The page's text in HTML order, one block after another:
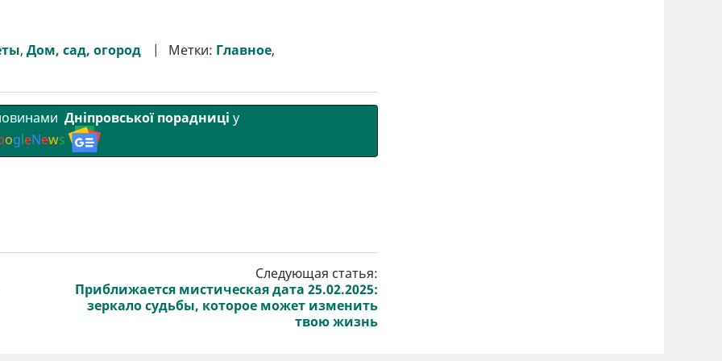
, Дом, сад, огород Метки: Главное,
Дніпровської порадниці у
ogleNews
Следующая статья:
Приближается мистическая дата 25.02.2025:
зеркало судьбы, которое может изменить
твою жизнь